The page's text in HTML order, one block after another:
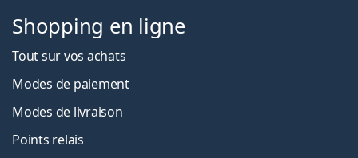
Shopping en ligne
Tout sur vos achats
Modes de paiement
Modes de livraison
Points relais